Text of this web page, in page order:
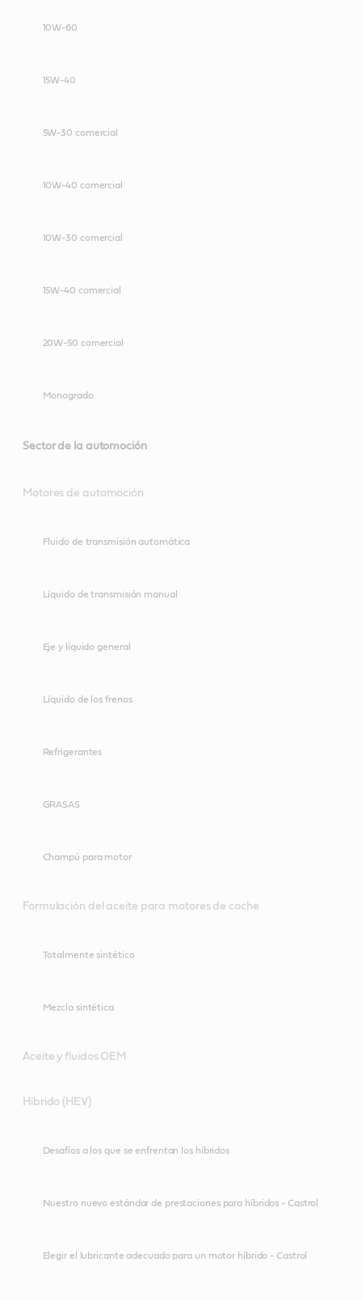
10W-60
15W-40
5W-30 comercial
10W-40 comercial
10W-30 comercial
15W-40 comercial
20W-50 comercial
Monogrado
Sector de la automoción
Motores de automoción
Fluido de transmisión automática
Líquido de transmisión manual
Eje y líquido general
Líquido de los frenos
Refrigerantes
GRASAS
Champú para motor
Formulación del aceite para motores de coche
Totalmente sintético
Mezcla sintética
Aceite y fluidos OEM
Híbrido (HEV)
Desafíos a los que se enfrentan los híbridos
Nuestro nuevo estándar de prestaciones para híbridos - Castrol
Elegir el lubricante adecuado para un motor híbrido - Castrol